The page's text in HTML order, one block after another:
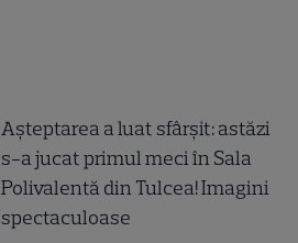
Așteptarea a luat sfârșit: astăzi
s-a jucat primul meci în Sala
Polivalentă din Tulcea! Imagini
spectaculoase